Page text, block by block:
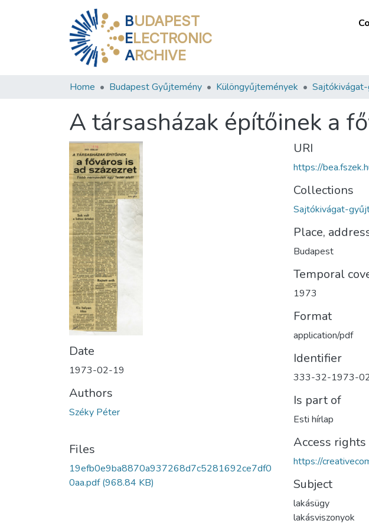
BUDAPEST
ELECTRONIC
ARCHIVE
Home Budapest Gyűjtemény Különgyűjtemények
A társasházak építőinek a
Date
1973-02-19
Authors
Széky Péter
Files
19efb0e9ba8870a937268d7c5281692ce7df0
0aa.pdf(968.84 KB)
URI
https://
Collections
Sajtókivágat-
Place,
Budapest
Temporal
1973
Format
application/pdf
Identifier
333-32-1973-
Is part of
Esti hírlap
Access rights
https://
Subject
lakásügy
lakásviszonyok